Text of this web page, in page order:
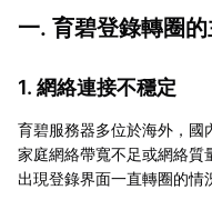
一. 育碧登錄轉圈
1. 網絡連接不穩定
育碧服務器多位於海外，國
家庭網絡帶寬不足或網絡質
出現登錄界面一直轉圈的情